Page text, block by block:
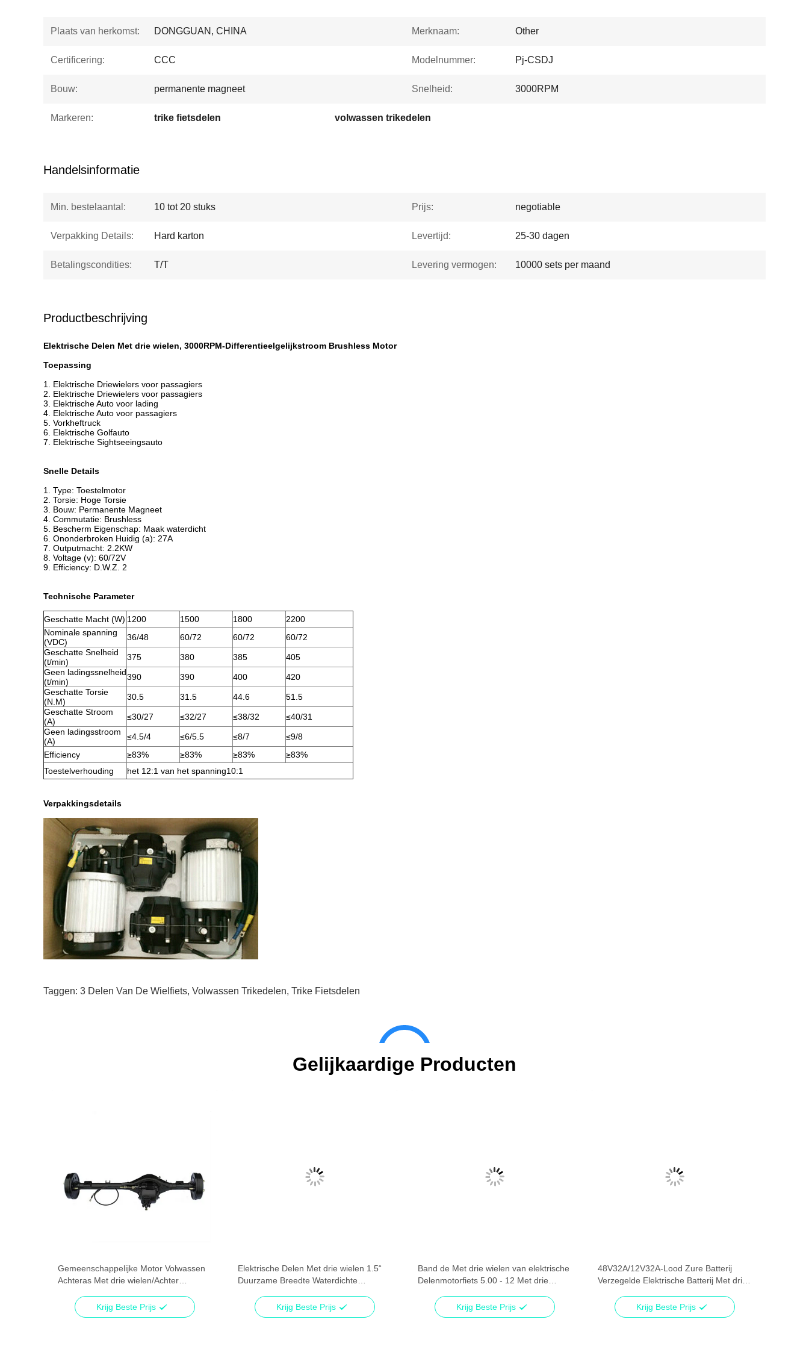
Plaats van herkomst: DONGGUAN, CHINA Merknaam: Other
Certificering: CCC Modelnummer: Pj-CSDJ
Bouw: permanente magneet Snelheid: 3000RPM
Markeren: trike fietsdelen volwassen trikedelen
Handelsinformatie
Min. bestelaantal: 10 tot 20 stuks Prijs: negotiable
Verpakking Details: Hard karton Levertijd: 25-30 dagen
Betalingscondities: T/T Levering vermogen: 10000 sets per maand
Productbeschrijving
Elektrische Delen Met drie wielen, 3000RPM-Differentieelgelijkstroom Brushless Motor
Toepassing
1. Elektrische Driewielers voor passagiers
2. Elektrische Driewielers voor passagiers
3. Elektrische Auto voor lading
4. Elektrische Auto voor passagiers
5. Vorkheftruck
6. Elektrische Golfauto
7. Elektrische Sightseeingsauto
Snelle Details
1. Type: Toestelmotor
2. Torsie: Hoge Torsie
3. Bouw: Permanente Magneet
4. Commutatie: Brushless
5. Bescherm Eigenschap: Maak waterdicht
6. Ononderbroken Huidig (a): 27A
7. Outputmacht: 2.2KW
8. Voltage (v): 60/72V
9. Efficiency: D.W.Z. 2
Technische Parameter
Geschatte Macht (W) 1200 1500 1800
2200
Nominale spanning
(VDC)
36/48 60/72 60/72
60/72
Geschatte Snelheid
(t/min)
375 380 385
405
Geen ladingssnelheid
(t/min)
390 390 400
420
Geschatte Torsie
(N.M)
30.5 31.5 44.6
51.5
Geschatte Stroom
(A)
≤30/27 ≤32/27 ≤38/32
≤40/31
Geen ladingsstroom
(A)
≤4.5/4 ≤6/5.5 ≤8/7
≤9/8
Efficiency
≥83% ≥83% ≥83%
≥83%
Toestelverhouding
het 12:1 van het spanning10:1
Verpakkingsdetails
Taggen: 3 Delen Van De Wielfiets, Volwassen Trikedelen, Trike Fietsdelen
Gelijkaardige Producten
Gemeenschappelijke Motor Volwassen
Achteras Met drie wielen/Achter
Krijg Beste Prijs
Elektrische Delen Met drie wielen 1.5“
Duurzame Breedte Waterdichte
Krijg Beste Prijs
Band de Met drie wielen van elektrische
Delenmotorfiets 5.00 - 12 Met drie
Krijg Beste Prijs
48V32A/12V32A-Lood Zure Batterij
Verzegelde Elektrische Batterij Met drie
Krijg Beste Prijs